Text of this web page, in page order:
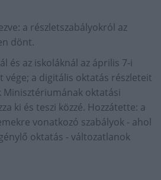
a részletszabályokról az
dönt.
és az iskoláknál az április 7-i
vége; a digitális oktatás részleteit
Minisztériumának oktatási
ki és teszi közzé. Hozzátette: a
vonatkozó szabályok - ahol
oktatás - változatlanok